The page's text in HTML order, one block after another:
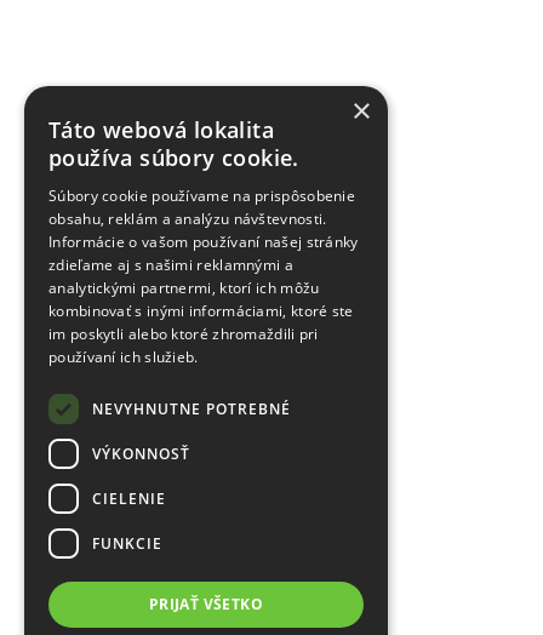
×
Táto webová lokalita
používa súbory cookie.
Súbory cookie používame na prispôsobenie
obsahu, reklám a analýzu návštevnosti.
Informácie o vašom používaní našej stránky
zdieľame aj s našimi reklamnými a
analytickými partnermi, ktorí ich môžu
kombinovať s inými informáciami, ktoré ste
im poskytli alebo ktoré zhromaždili pri
používaní ich služieb.
NEVYHNUTNE POTREBNÉ
VÝKONNOSŤ
CIELENIE
FUNKCIE
PRIJAŤ VŠETKO